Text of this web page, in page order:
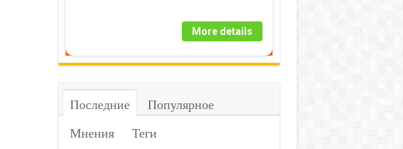
More details
Последние
Популярное
Мнения
Теги